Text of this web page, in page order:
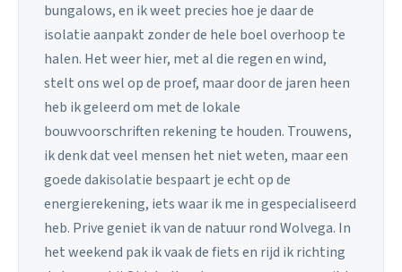
bungalows, en ik weet precies hoe je daar de
isolatie aanpakt zonder de hele boel overhoop te
halen. Het weer hier, met al die regen en wind,
stelt ons wel op de proef, maar door de jaren heen
heb ik geleerd om met de lokale
bouwvoorschriften rekening te houden. Trouwens,
ik denk dat veel mensen het niet weten, maar een
goede dakisolatie bespaart je echt op de
energierekening, iets waar ik me in gespecialiseerd
heb. Prive geniet ik van de natuur rond Wolvega. In
het weekend pak ik vaak de fiets en rijd ik richting